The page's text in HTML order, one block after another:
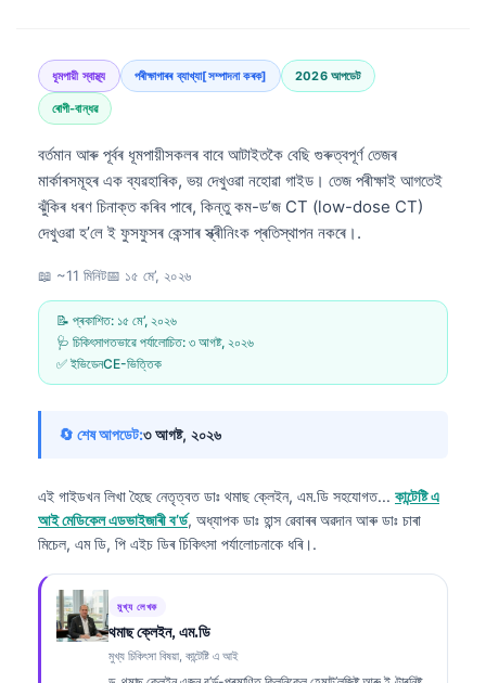
ধূমপায়ী স্বাস্থ্য পৰীক্ষাগাৰৰ ব্যাখ্যা[সম্পাদনা কৰক] 2026 আপডেট
ৰোগী-বান্ধৱ
বৰ্তমান আৰু পূৰ্বৰ ধূমপায়ীসকলৰ বাবে আটাইতকৈ বেছি গুৰুত্বপূৰ্ণ তেজৰ
মাৰ্কাৰসমূহৰ এক ব্যৱহাৰিক, ভয় দেখুওৱা নহোৱা গাইড। তেজ পৰীক্ষাই আগতেই
ঝুঁকিৰ ধৰণ চিনাক্ত কৰিব পাৰে, কিন্তু কম-ড’জ CT (low-dose CT)
দেখুওৱা হ’লে ই ফুসফুসৰ কেন্সাৰ স্ক্ৰীনিংক প্ৰতিস্থাপন নকৰে।.
📖 ~11 মিনিট📅 ১৫ মে’, ২০২৬
📝 প্ৰকাশিত: ১৫ মে’, ২০২৬
🩺 চিকিৎসাগতভাৱে পৰ্যালোচিত: ৩ আগষ্ট, ২০২৬
✅ ইভিডেনCE-ভিত্তিক
🔄 শেষ আপডেট:৩ আগষ্ট, ২০২৬
এই গাইডখন লিখা হৈছে নেতৃত্বতডাঃ থমাছ ক্লেইন, এম.ডি সহযোগত... কান্টেষ্টি এ
আই মেডিকেল এডভাইজাৰী ব’ৰ্ড, অধ্যাপক ডাঃ হান্স ৱেবাৰৰ অৱদান আৰু ডাঃ চাৰা
মিচেল, এম ডি, পি এইচ ডিৰ চিকিৎসা পৰ্যালোচনাকে ধৰি।.
মুখ্য লেখক
থমাছ ক্লেইন, এম.ডি
মুখ্য চিকিৎসা বিষয়া, কান্টেষ্টি এ আই